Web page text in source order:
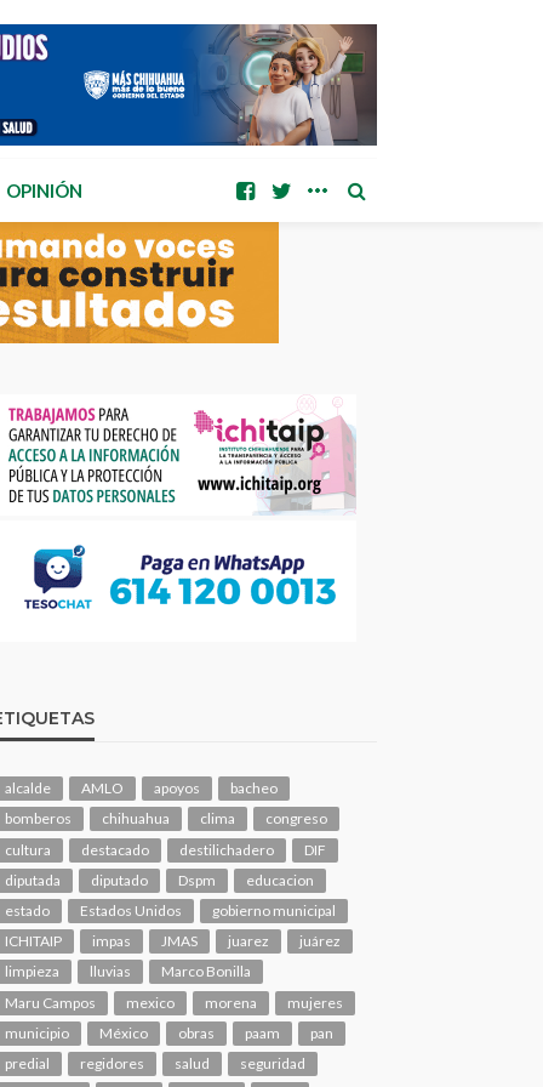
OPINIÓN
alcalde AMLO apoyos
bacheo
bomberos
chihuahua clima
congreso
cultura
destacado destilichadero
DIF
diputada
diputado Dspm
educacion
estado
Estados Unidos
gobierno municipal
ICHITAIP
impas JMAS juarez
juárez
limpieza
lluvias
Marco Bonilla
Maru Campos
mexico morena
mujeres
municipio
México obras paam
pan
predial
regidores salud
seguridad